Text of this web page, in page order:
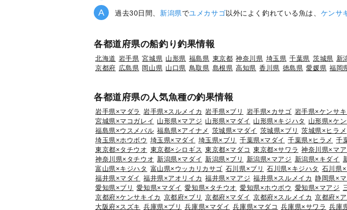
過去30日間、 新潟県でユメカサゴ以外によく釣れている魚は、 ケンサ
各都道府県の船釣り釣果情報
北海道 岩手県 宮城県 山形県 福島県 東京都 神奈川県 埼玉県 千葉県 茨城県 新
京都府 広島県 岡山県 山口県 鳥取県 島根県 高知県 香川県 徳島県 愛媛県 福岡
各都道府県の人気魚種の釣果情報
岩手県×マダラ 岩手県×スルメイカ 岩手県×ブリ 岩手県×カサゴ 岩手県×ケンサキ
宮城県×マコガレイ 山形県×マアジ 山形県×マダイ 山形県×キジハタ 山形県×ケ
福島県×ウスメバル 福島県×アイナメ 茨城県×マダイ 茨城県×ブリ 茨城県×ヒラメ
埼玉県×ホウボウ 埼玉県×マダイ 埼玉県×ブリ 千葉県×マダイ 千葉県×ヒラメ 千
東京都×タチウオ 東京都×シロギス 東京都×マダコ 東京都×サワラ 神奈川県×マア
神奈川県×タチウオ 新潟県×マダイ 新潟県×ブリ 新潟県×マアジ 新潟県×キダイ
富山県×キジハタ 富山県×ウッカリカサゴ 石川県×ブリ 石川県×キジハタ 石川県
福井県×マダイ 福井県×アオリイカ 福井県×マアジ 福井県×スルメイカ 静岡県×マ
愛知県×ブリ
愛知県×マダイ 愛知県×タチウオ 愛知県×ホウボウ 愛知県×マアジ
京都府×ケンサキイカ 京都府×ブリ 京都府×マダイ 京都府×スルメイカ 京都府×
大阪府×スズキ 兵庫県×ブリ 兵庫県×マダイ 兵庫県×マダコ 兵庫県×サワラ 兵庫